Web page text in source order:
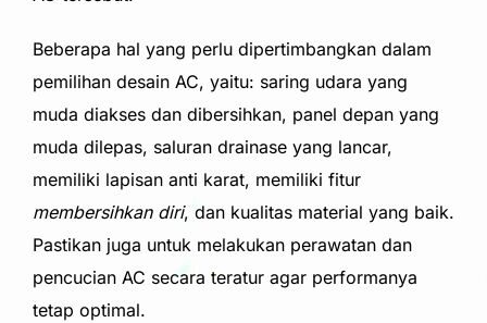
Beberapa hal yang perlu dipertimbangkan dalam
pemilihan desain AC, yaitu: saring udara yang
muda diakses dan dibersihkan, panel depan yang
muda dilepas, saluran drainase yang lancar,
memiliki lapisan anti karat, memiliki fitur
membersihkan diri, dan kualitas material yang baik.
Pastikan juga untuk melakukan perawatan dan
pencucian AC secara teratur agar performanya
tetap optimal.